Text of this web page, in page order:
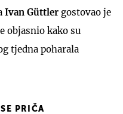
Ivan Güttler gostovao je
objasnio kako su
tjedna poharala
PRIČA